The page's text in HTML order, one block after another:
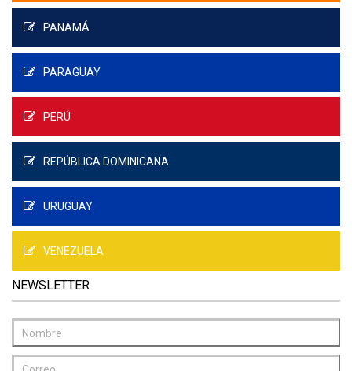
PANAMÁ
PARAGUAY
PERÚ
REPÚBLICA DOMINICANA
URUGUAY
VENEZUELA
NEWSLETTER